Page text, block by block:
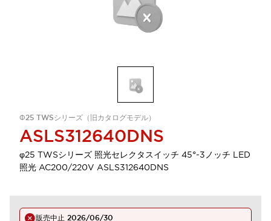
Φ25 TWSシリーズ（旧カタログモデル）
ASLS312640DNS
φ25 TWSシリーズ 照光セレクタスイッチ 45°-3ノッチ LED
照光 AC200/220V ASLS312640DNS
販売中止 2026/06/30